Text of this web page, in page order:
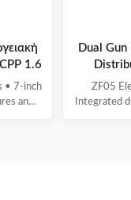
1.6
• 7-inch
an
≥ 95%:
Dual
ZF05
Integrated